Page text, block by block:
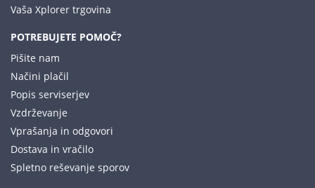
Vaša Xplorer trgovina
POTREBUJETE POMOČ?
Pišite nam
Načini plačil
Popis serviserjev
Vzdrževanje
Vprašanja in odgovori
Dostava in vračilo
Spletno reševanje sporov